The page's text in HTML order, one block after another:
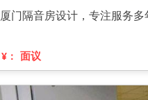
厦门隔音房设计，专注服务多
¥： 面议